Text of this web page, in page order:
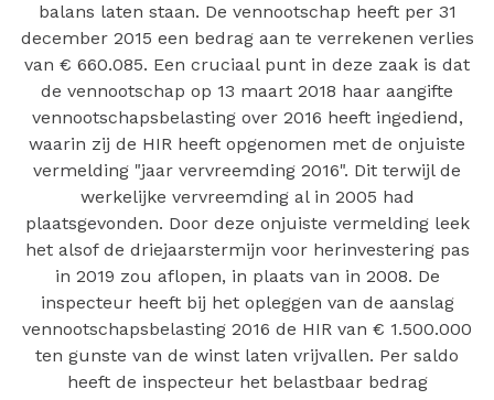
balans laten staan. De vennootschap heeft per 31
december 2015 een bedrag aan te verrekenen verlies
van € 660.085. Een cruciaal punt in deze zaak is dat
de vennootschap op 13 maart 2018 haar aangifte
vennootschapsbelasting over 2016 heeft ingediend,
waarin zij de HIR heeft opgenomen met de onjuiste
vermelding "jaar vervreemding 2016". Dit terwijl de
werkelijke vervreemding al in 2005 had
plaatsgevonden. Door deze onjuiste vermelding leek
het alsof de driejaarstermijn voor herinvestering pas
in 2019 zou aflopen, in plaats van in 2008. De
inspecteur heeft bij het opleggen van de aanslag
vennootschapsbelasting 2016 de HIR van € 1.500.000
ten gunste van de winst laten vrijvallen. Per saldo
heeft de inspecteur het belastbaar bedrag